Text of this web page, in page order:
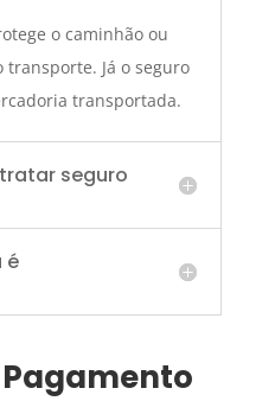
o caminhão ou
Já o seguro
transportada.
seguro
é